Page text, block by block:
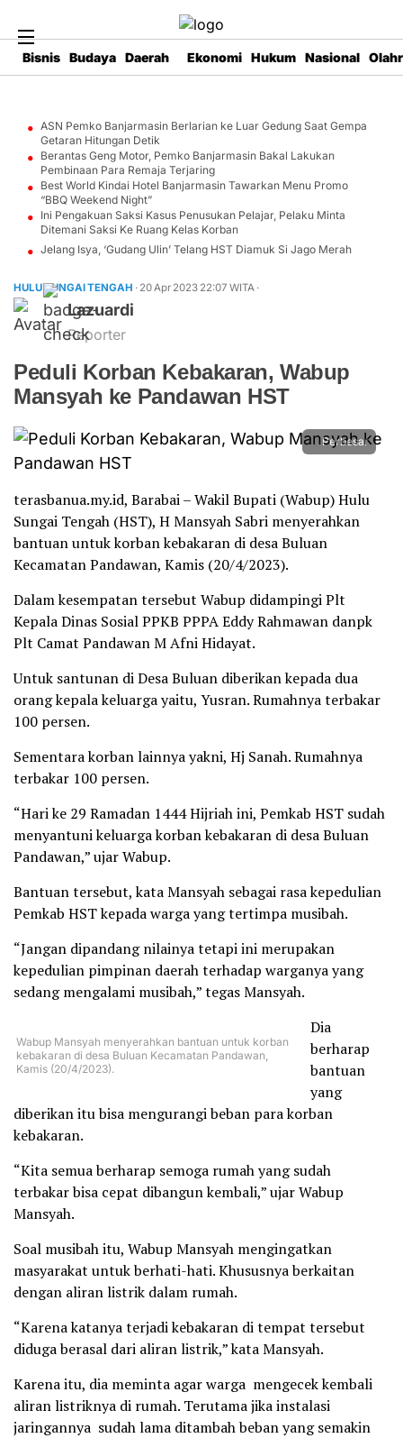
Bisnis Budaya Daerah Ekonomi Hukum Nasional
ASN Pemko Banjarmasin Berlarian ke Luar Gedung Saat Gempa
Getaran Hitungan Detik
Berantas Geng Motor, Pemko Banjarmasin Bakal Lakukan
Pembinaan Para Remaja Terjaring
Best World Kindai Hotel Banjarmasin Tawarkan Menu Promo
“BBQ Weekend Night”
Ini Pengakuan Saksi Kasus Penusukan Pelajar, Pelaku Minta
Ditemani Saksi Ke Ruang Kelas Korban
Jelang Isya, ‘Gudang Ulin’ Telang HST Diamuk Si Jago Merah
HULU SUNGAI TENGAH · 20 Apr 2023 22:07 WITA ·
Lazuardi
Reporter
Peduli Korban Kebakaran, Wabup
Mansyah ke Pandawan HST
Perbesar
terasbanua.my.id, Barabai – Wakil Bupati (Wabup) Hulu
Sungai Tengah (HST), H Mansyah Sabri menyerahkan
bantuan untuk korban kebakaran di desa Buluan
Kecamatan Pandawan, Kamis (20/4/2023).
Dalam kesempatan tersebut Wabup didampingi Plt
Kepala Dinas Sosial PPKB PPPA Eddy Rahmawan danpk
Plt Camat Pandawan M Afni Hidayat.
Untuk santunan di Desa Buluan diberikan kepada dua
orang kepala keluarga yaitu, Yusran. Rumahnya terbakar
100 persen.
Sementara korban lainnya yakni, Hj Sanah. Rumahnya
terbakar 100 persen.
“Hari ke 29 Ramadan 1444 Hijriah ini, Pemkab HST sudah
menyantuni keluarga korban kebakaran di desa Buluan
Pandawan,” ujar Wabup.
Bantuan tersebut, kata Mansyah sebagai rasa kepedulian
Pemkab HST kepada warga yang tertimpa musibah.
“Jangan dipandang nilainya tetapi ini merupakan
kepedulian pimpinan daerah terhadap warganya yang
sedang mengalami musibah,” tegas Mansyah.
Wabup Mansyah menyerahkan bantuan untuk korban
kebakaran di desa Buluan Kecamatan Pandawan,
Kamis (20/4/2023).
Dia
berharap
bantuan
yang
diberikan itu bisa mengurangi beban para korban
kebakaran.
“Kita semua berharap semoga rumah yang sudah
terbakar bisa cepat dibangun kembali,” ujar Wabup
Mansyah.
Soal musibah itu, Wabup Mansyah mengingatkan
masyarakat untuk berhati-hati. Khususnya berkaitan
dengan aliran listrik dalam rumah.
“Karena katanya terjadi kebakaran di tempat tersebut
diduga berasal dari aliran listrik,” kata Mansyah.
Karena itu, dia meminta agar warga mengecek kembali
aliran listriknya di rumah. Terutama jika instalasi
jaringannya sudah lama ditambah beban yang semakin